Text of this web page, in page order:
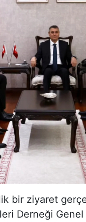
bir ziyaret
Derneği Genel